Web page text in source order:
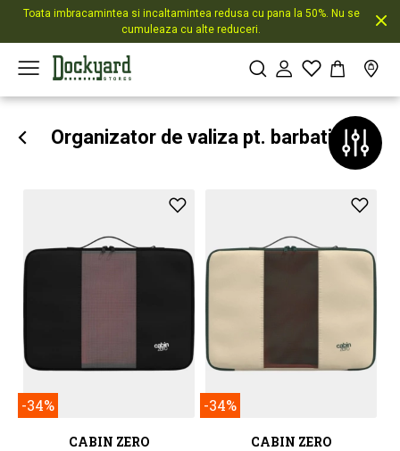
Toata imbracamintea si incaltamintea redusa cu pana la 50%. Nu se
cumuleaza cu alte reduceri.
Organizator de valiza pt. barbati
-34%
CABIN ZERO
-34%
CABIN ZERO